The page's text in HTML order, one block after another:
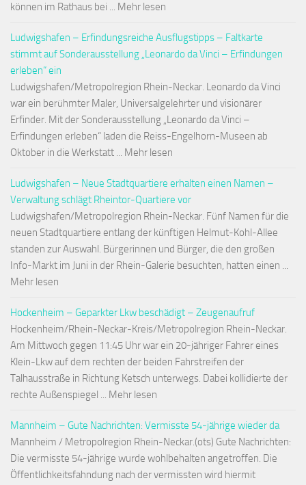
können im Rathaus bei ... Mehr lesen
Ludwigshafen – Erfindungsreiche Ausflugstipps – Faltkarte
stimmt auf Sonderausstellung „Leonardo da Vinci – Erfindungen
erleben“ ein
Ludwigshafen/Metropolregion Rhein-Neckar. Leonardo da Vinci
war ein berühmter Maler, Universalgelehrter und visionärer
Erfinder. Mit der Sonderausstellung „Leonardo da Vinci –
Erfindungen erleben“ laden die Reiss-Engelhorn-Museen ab
Oktober in die Werkstatt ... Mehr lesen
Ludwigshafen – Neue Stadtquartiere erhalten einen Namen –
Verwaltung schlägt Rheintor-Quartiere vor
Ludwigshafen/Metropolregion Rhein-Neckar. Fünf Namen für die
neuen Stadtquartiere entlang der künftigen Helmut-Kohl-Allee
standen zur Auswahl. Bürgerinnen und Bürger, die den großen
Info-Markt im Juni in der Rhein-Galerie besuchten, hatten einen ...
Mehr lesen
Hockenheim – Geparkter Lkw beschädigt – Zeugenaufruf
Hockenheim/Rhein-Neckar-Kreis/Metropolregion Rhein-Neckar.
Am Mittwoch gegen 11:45 Uhr war ein 20-jähriger Fahrer eines
Klein-Lkw auf dem rechten der beiden Fahrstreifen der
Talhausstraße in Richtung Ketsch unterwegs. Dabei kollidierte der
rechte Außenspiegel ... Mehr lesen
Mannheim – Gute Nachrichten: Vermisste 54-jährige wieder da
Mannheim / Metropolregion Rhein-Neckar.(ots) Gute Nachrichten:
Die vermisste 54-jährige wurde wohlbehalten angetroffen. Die
Öffentlichkeitsfahndung nach der vermissten wird hiermit